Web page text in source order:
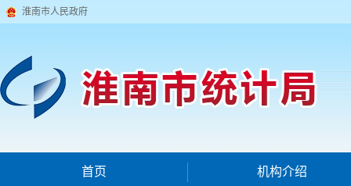
淮南市人民政府
首页 机构介绍